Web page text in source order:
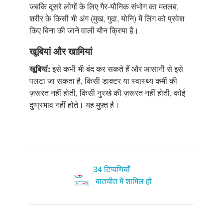
जबकि दूसरे लोगों के लिए गैर-यौनिक संभोग का मतलब,
शरीर के किसी भी अंग (मुख, गुदा, योनि) में लिंग को प्रवेश
किए बिना की जाने वाली यौन क्रिया है।
खूबियां और खामियां
खूबियां:इसे कभी भी बंद कर सकते हैं और आसानी से इसे
पलटा जा सकता है, किसी डाक्टर या स्वास्थ्य कर्मी की
ज़रूरत नहीं होती, किसी नुस्खे की ज़रूरत नहीं होती, कोई
दुष्प्रभाव नहीं होते। यह मुफ़्त है।
34 टिप्पणियाँ
बातचीत में शामिल हों